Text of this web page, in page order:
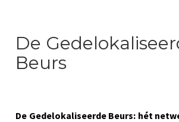
De
Beurs
De Gedelokaliseerde Beurs: hét